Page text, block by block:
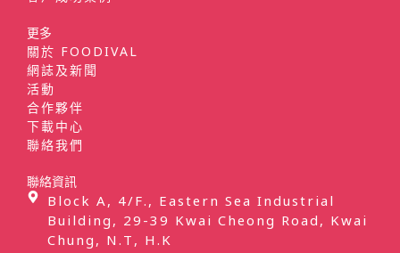
更多
關於 FOODIVAL
網誌及新聞
活動
合作夥伴
下載中心
聯絡我們
聯絡資訊
Block A, 4/F., Eastern Sea Industrial
Building, 29-39 Kwai Cheong Road, Kwai
Chung, N.T, H.K